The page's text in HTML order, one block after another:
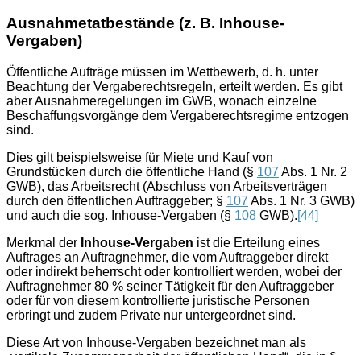
Ausnahmetatbestände (z. B. Inhouse-
Vergaben)
Öffentliche Aufträge müssen im Wettbewerb, d. h. unter
Beachtung der Vergaberechtsregeln, erteilt werden. Es gibt
aber Ausnahmeregelungen im GWB, wonach einzelne
Beschaffungsvorgänge dem Vergaberechtsregime entzogen
sind.
Dies gilt beispielsweise für Miete und Kauf von
Grundstücken durch die öffentliche Hand (§ 107 Abs. 1 Nr. 2
GWB), das Arbeitsrecht (Abschluss von Arbeitsverträgen
durch den öffentlichen Auftraggeber; § 107 Abs. 1 Nr. 3 GWB)
und auch die sog. Inhouse-Vergaben (§ 108 GWB).[44]
Merkmal der Inhouse-Vergaben ist die Erteilung eines
Auftrages an Auftragnehmer, die vom Auftraggeber direkt
oder indirekt beherrscht oder kontrolliert werden, wobei der
Auftragnehmer 80 % seiner Tätigkeit für den Auftraggeber
oder für von diesem kontrollierte juristische Personen
erbringt und zudem Private nur untergeordnet sind.
Diese Art von Inhouse-Vergaben bezeichnet man als